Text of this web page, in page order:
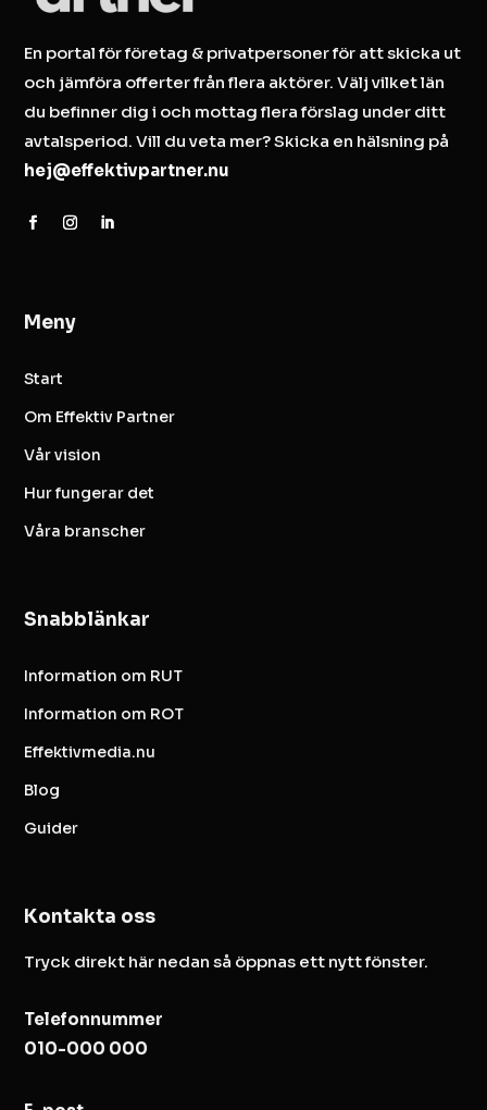
En portal för företag & privatpersoner för att skicka ut
och jämföra offerter från flera aktörer. Välj vilket län
du befinner dig i och mottag flera förslag under ditt
avtalsperiod. Vill du veta mer? Skicka en hälsning på
hej@effektivpartner.nu
Meny
Start
Om Effektiv Partner
Vår vision
Hur fungerar det
Våra branscher
Snabblänkar
Information om RUT
Information om ROT
Effektivmedia.nu
Blog
Guider
Kontakta oss
Tryck direkt här nedan så öppnas ett nytt fönster.
Telefonnummer
010-000 000